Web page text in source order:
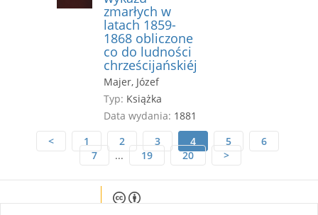
zmarłych w
latach 1859-
1868 obliczone
co do ludności
chrześcijańskiéj
Majer, Józef
Typ: Książka
Data wydania: 1881
<
1 2 3 4 5
6
7
... 19 20 >